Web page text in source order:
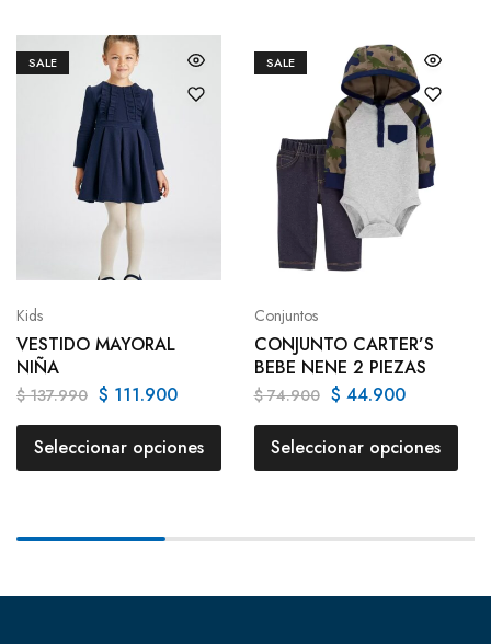
SALE
Kids
VESTIDO MAYORAL
NIÑA
$137.990 $ 111.900
Seleccionar opciones
SALE
Conjuntos
CONJUNTO CARTER’S
BEBE NENE 2 PIEZAS
$74.900 $ 44.900
Seleccionar opciones